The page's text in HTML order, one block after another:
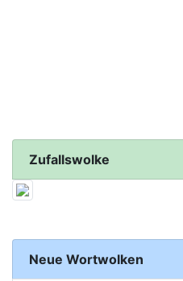
Zufallswolke
Neue Wortwolken